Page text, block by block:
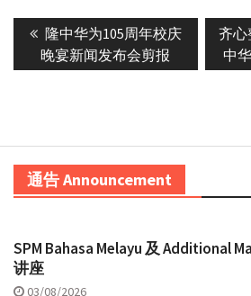
Post
navigation
Previous
post:
隆中华为105周年校庆
晚宴新闻发布会剪报
Next
post:
齐心
中
通告 Announcement
SPM Bahasa Melayu 及 Additional
讲座
03/08/2026